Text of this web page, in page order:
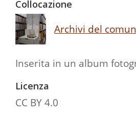
Collocazione
Archivi del
Inserita in un album
Licenza
CC BY 4.0